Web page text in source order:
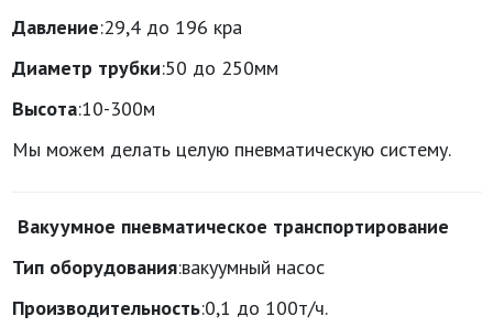
Давление:29,4 до 196 кра
Диаметр трубки:50 до 250мм
Высота:10-300м
Мы можем делать целую пневматическую систему.
Вакуумное пневматическое транспортирование
Тип оборудования:вакуумный насос
Производительность:0,1 до 100т/ч.